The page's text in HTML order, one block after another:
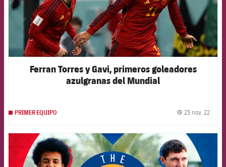
Ferran Torres y Gavi, primeros goleadores
azulgranas del Mundial
PRIMER EQUIPO 23 nov. 22
FCB Barcelona badge